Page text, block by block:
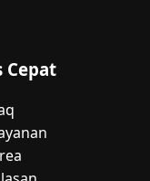
Cepat